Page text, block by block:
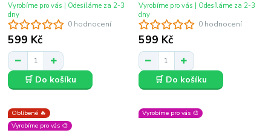
0 hodnocení
599 Kč
Vyrobíme pro vás | Odesíláme za 2-3
dny
🛒 Do košíku
0 hodnocení
599 Kč
Vyrobíme pro vás | Odesíláme za 2-3
dny
🛒 Do košíku
Oblíbené 🔥
Vyrobíme pro vás 🎨
Vyrobíme pro vás 🎨